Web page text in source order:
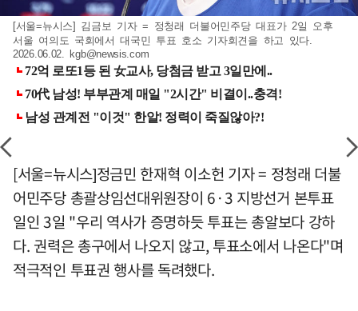
[서울=뉴시스] 김금보 기자 = 정청래 더불어민주당 대표가 2일 오후
서울 여의도 국회에서 대국민 투표 호소 기자회견을 하고 있다.
2026.06.02. kgb@newsis.com
[서울=뉴시스]정금민 한재혁 이소헌 기자 = 정청래 더불
어민주당 총괄상임선대위원장이 6·3 지방선거 본투표
일인 3일 "우리 역사가 증명하듯 투표는 총알보다 강하
다. 권력은 총구에서 나오지 않고, 투표소에서 나온다"며
적극적인 투표권 행사를 독려했다.